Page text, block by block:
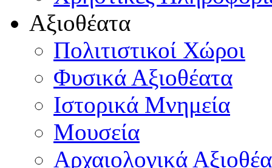
Αξιοθέατα
Πολιτιστικοί Χώροι
Φυσικά Αξιοθέατα
Ιστορικά Μνημεία
Μουσεία
Αρχαιολογικά